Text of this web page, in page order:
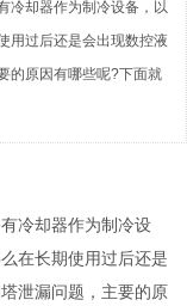
冷却器作为制冷设备，以
用过后还是会出现数控液
的原因有哪些呢?下面就
冷却器作为制冷设
在长期使用过后还是
泄漏问题，主要的原